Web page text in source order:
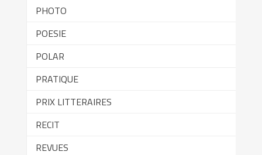
PHOTO
POESIE
POLAR
PRATIQUE
PRIX LITTERAIRES
RECIT
REVUES